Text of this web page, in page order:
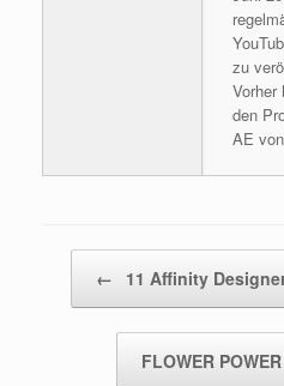
zu
Vorher
den
AE
← 11 Affinity
FLOWER